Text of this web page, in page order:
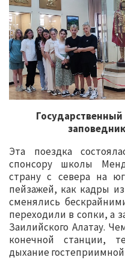
Эта поездка
спонсору школы
страну с севера на
пейзажей, как кадры
сменялись
переходили в сопки, а
Заилийского Алатау.
конечной станции,
дыхание